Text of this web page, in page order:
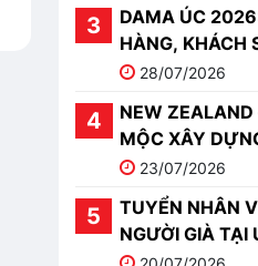
DAMA ÚC
HÀNG, KHÁCH
SÓC28/07/2026
NEW
MỘC XÂY
23/07/2026
TUYỂN NHÂN
NGƯỜI GIÀ TẠI